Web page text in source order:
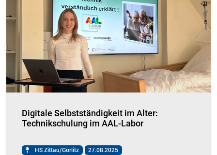
Digitale Selbstständigkeit im Alter:
Technikschulung im AAL-Labor
HS Zittau/Görlitz 27.08.2025